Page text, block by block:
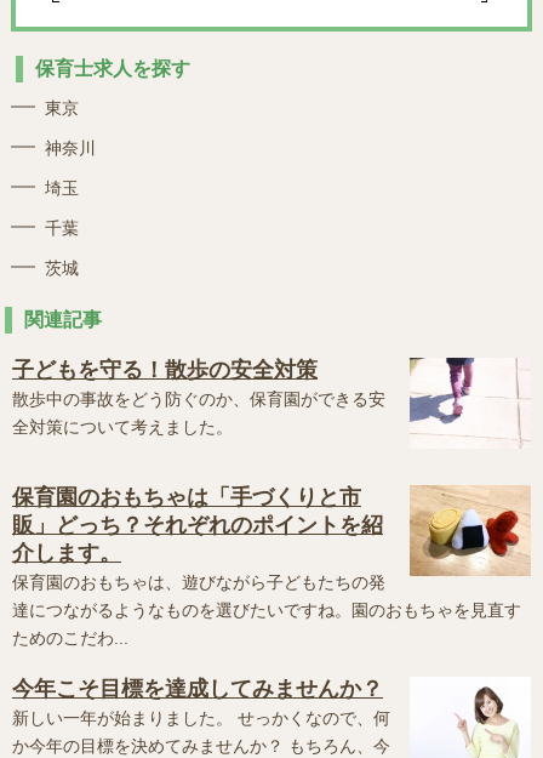
保育士求人を探す
東京
神奈川
埼玉
千葉
茨城
関連記事
子どもを守る！散歩の安全対策
散歩中の事故をどう防ぐのか、保育園ができる安
全対策について考えました。
保育園のおもちゃは「手づくりと市
販」どっち？それぞれのポイントを紹
介します。
保育園のおもちゃは、遊びながら子どもたちの発
達につながるようなものを選びたいですね。園のおもちゃを見直す
ためのこだわ...
今年こそ目標を達成してみませんか？
新しい一年が始まりました。 せっかくなので、何
か今年の目標を決めてみませんか？ もちろん、今